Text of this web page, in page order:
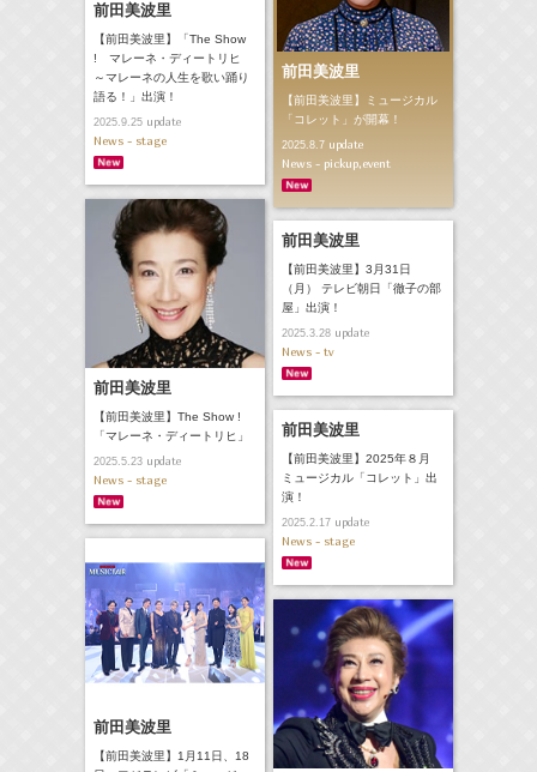
前田美波里
【前田美波里】「The Show
! マレーネ・ディートリヒ
～マレーネの人生を歌い踊り
語る！」出演！
2025.9.25update
News - stage
前田美波里
【前田美波里】ミュージカル
「コレット」が開幕！
2025.8.7update
News - pickup,event
前田美波里
【前田美波里】The Show !
「マレーネ・ディートリヒ」
2025.5.23update
News - stage
前田美波里
【前田美波里】3月31日
（月） テレビ朝日「徹子の部
屋」出演！
2025.3.28update
News - tv
前田美波里
【前田美波里】2025年８月
ミュージカル「コレット」出
演！
2025.2.17update
News - stage
前田美波里
【前田美波里】1月11日、18